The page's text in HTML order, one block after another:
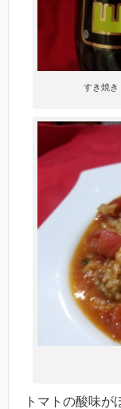
すき焼
トマトの酸味